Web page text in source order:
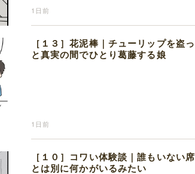
1日前
［１３］花泥棒｜チューリップを盗
と真実の間でひとり葛藤する娘
1日前
［１０］コワい体験談｜誰もいない
とは別に何かがいるみたい